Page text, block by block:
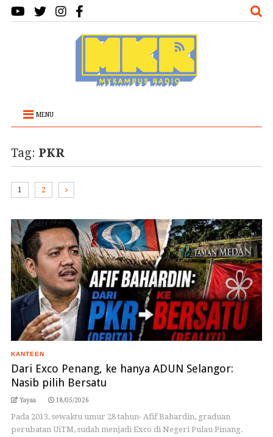
MENU
Tag: PKR
1 2
KANTEEN
Dari Exco Penang, ke hanya ADUN Selangor:
Nasib pilih Bersatu
Yayaa 18/05/2026
Pada 2013, sewaktu umur 28 tahun- Afif Bahardin, graduan
perubatan UiTM, sudah menjadi Exco di Negeri Pulau Pinang.